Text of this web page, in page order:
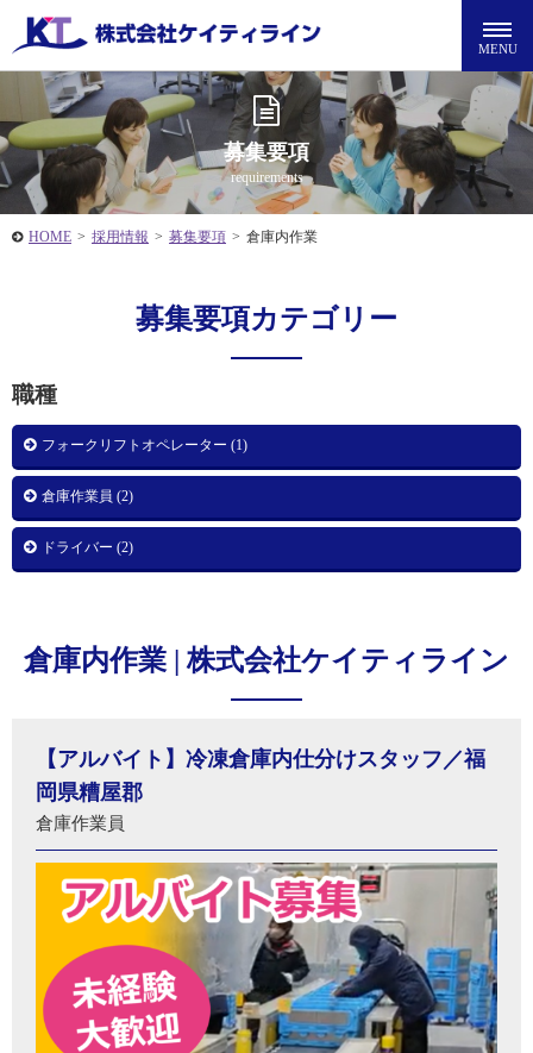
募集要項
requirements
HOME > 採用情報 > 募集要項 > 倉庫内作業
募集要項カテゴリー
職種
フォークリフトオペレーター (1)
倉庫作業員 (2)
ドライバー (2)
倉庫内作業 | 株式会社ケイティライン
【アルバイト】冷凍倉庫内仕分けスタッフ／福
岡県糟屋郡
倉庫作業員